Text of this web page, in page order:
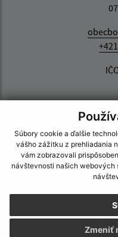
Súbory cookie a ďalšie
vášho zážitku z prehliadania
vám zobrazovali
návštevnosti našich webových
Zmeniť